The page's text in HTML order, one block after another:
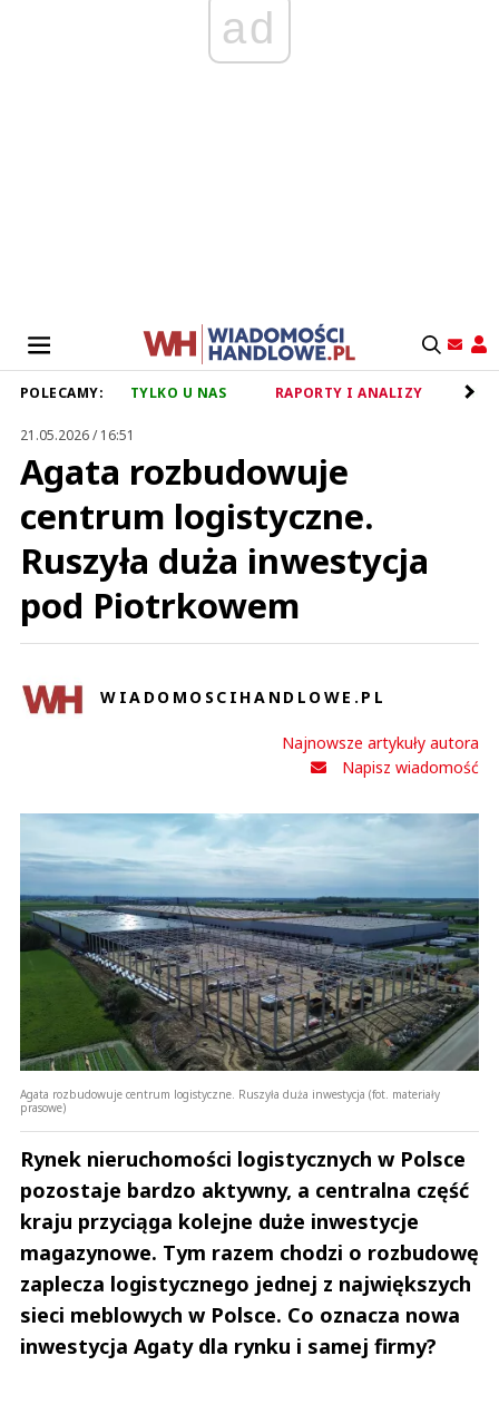
ad
POLECAMY: TYLKO U NAS RAPORTY I ANALIZY
21.05.2026 / 16:51
Agata rozbudowuje
centrum logistyczne.
Ruszyła duża inwestycja
pod Piotrkowem
WIADOMOSCIHANDLOWE.PL
Najnowsze artykuły autora
Napisz wiadomość
Agata rozbudowuje centrum logistyczne. Ruszyła duża inwestycja (fot. materiały
prasowe)
Rynek nieruchomości logistycznych w Polsce
pozostaje bardzo aktywny, a centralna część
kraju przyciąga kolejne duże inwestycje
magazynowe. Tym razem chodzi o rozbudowę
zaplecza logistycznego jednej z największych
sieci meblowych w Polsce. Co oznacza nowa
inwestycja Agaty dla rynku i samej firmy?